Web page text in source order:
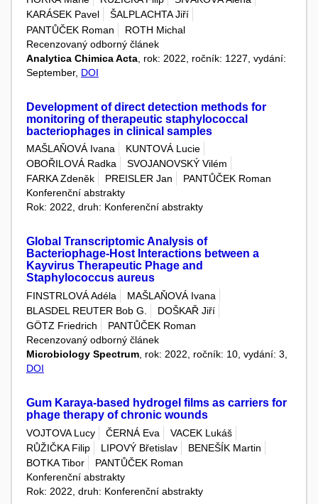
KARÁSEK Pavel
ŠALPLACHTA Jiří
PANTŮČEK Roman
ROTH Michal
Recenzovaný odborný článek
Analytica Chimica Acta , rok: 2022, ročník: 1227, vydání:
September, DOI
Development of direct detection methods for
monitoring of therapeutic staphylococcal
bacteriophages in clinical samples
MAŠLAŇOVÁ Ivana
KUNTOVÁ Lucie
OBOŘILOVÁ Radka
SVOJANOVSKÝ Vilém
FARKA Zdeněk
PREISLER Jan
PANTŮČEK Roman
Konferenční abstrakty
Rok: 2022, druh: Konferenční abstrakty
Global Transcriptomic Analysis of
Bacteriophage-Host Interactions between a
Kayvirus Therapeutic Phage and
Staphylococcus aureus
FINSTRLOVÁ Adéla
MAŠLAŇOVÁ Ivana
BLASDEL REUTER Bob G.
DOŠKAŘ Jiří
GÖTZ Friedrich
PANTŮČEK Roman
Recenzovaný odborný článek
Microbiology Spectrum, rok: 2022, ročník: 10, vydání: 3,
DOI
Gum Karaya-based hydrogel films as carriers for
phage therapy of chronic wounds
VOJTOVA Lucy ČERNÁ Eva
VACEK Lukáš
RŮŽIČKA Filip
LIPOVÝ Břetislav
BENEŠÍK Martin
BOTKA Tibor
PANTŮČEK Roman
Konferenční abstrakty
Rok: 2022, druh: Konferenční abstrakty